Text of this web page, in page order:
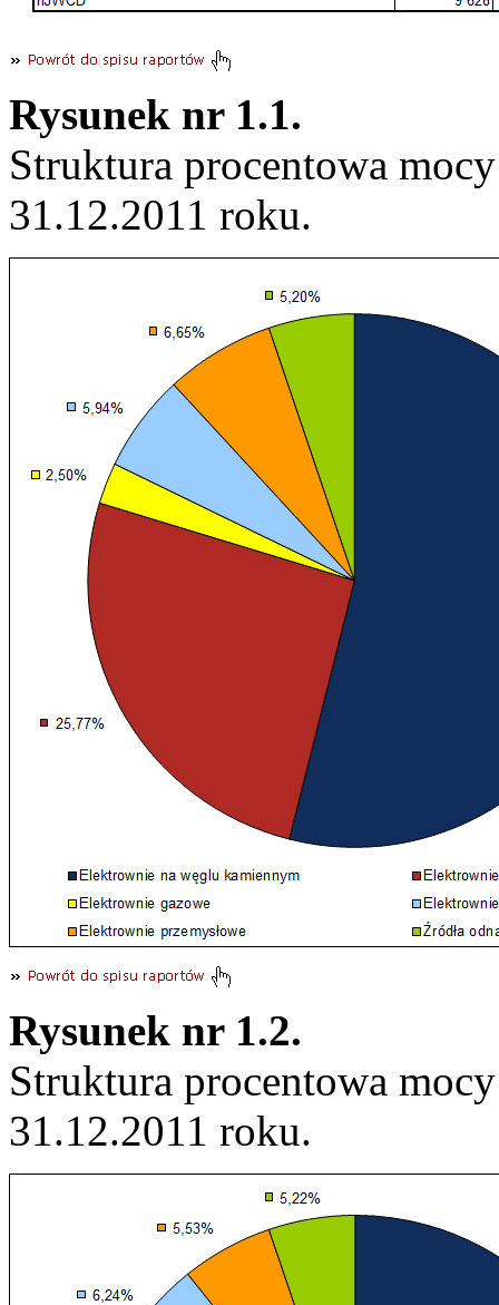
Rysunek nr 1.1.
Struktura procentowa
31.12.2011 roku.
Rysunek nr 1.2.
Struktura procentowa
31.12.2011 roku.